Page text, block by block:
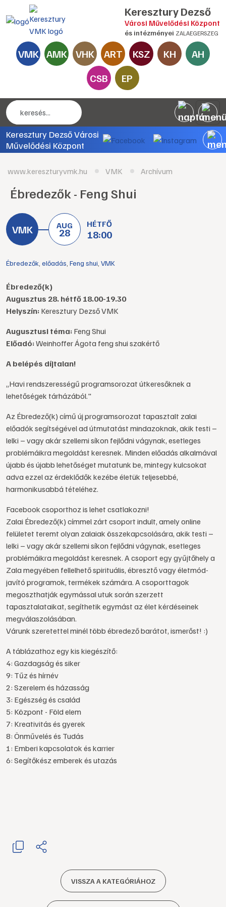
Keresztury Dezső
Városi Művelődési Központ
és intézményei ZALAEGERSZEG
VMK AMK VHK ART KSZ KH
AH
CSB
EP
Keresztury Dezső Városi
Művelődési Központ
www.kereszturyvmk.hu VMK Archívum
Ébredezők - Feng Shui
AUG
28
HÉTFŐ
18:00
Ébredezők előadás Feng shui VMK
Ébredező(k)
Augusztus 28. hétfő 18.00-19.30
Helyszín: Keresztury Dezső VMK
Augusztusi téma: Feng Shui
Előadó:Weinhoffer Ágota feng shui szakértő
A belépés díjtalan!
„Havi rendszerességű programsorozat útkeresőknek a
lehetőségek tárházából."
Az Ébredező(k) című új programsorozat tapasztalt zalai
előadók segítségével ad útmutatást mindazoknak, akik testi –
lelki – vagy akár szellemi síkon fejlődni vágynak, esetleges
problémáikra megoldást keresnek. Minden előadás alkalmával
újabb és újabb lehetőséget mutatunk be, mintegy kulcsokat
adva ezzel az érdeklődők kezébe életük teljesebbé,
harmonikusabbá tételéhez.
Facebook csoporthoz is lehet csatlakozni!
Zalai Ébredező(k) címmel zárt csoport indult, amely online
felületet teremt olyan zalaiak összekapcsolására, akik testi –
lelki – vagy akár szellemi síkon fejlődni vágynak, esetleges
problémáikra megoldást keresnek. A csoport egy gyűjtőhely a
Zala megyében fellelhető spirituális, ébresztő vagy életmód-
javító programok, termékek számára. A csoporttagok
megoszthatják egymással utuk során szerzett
tapasztalataikat, segíthetik egymást az élet kérdéseinek
megválaszolásában.
Várunk szeretettel minél több ébredező barátot, ismerőst! :)
A táblázathoz egy kis kiegészítő:
4: Gazdagság és siker
9: Tűz és hírnév
2: Szerelem és házasság
3: Egészség és család
5: Központ - Föld elem
7: Kreativitás és gyerek
8: Önművelés és Tudás
1: Emberi kapcsolatok és karrier
6: Segítőkész emberek és utazás
VISSZA A KATEGÓRIÁHOZ